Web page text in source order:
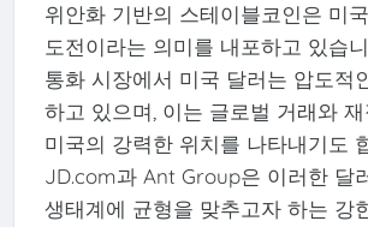
위안화 기반의 스테이블코인은 미
도전이라는 의미를 내포하고 있습
통화 시장에서 미국 달러는 압도적
하고 있으며, 이는 글로벌 거래와
미국의 강력한 위치를 나타내기도
JD.com과 Ant Group은 이러한 달
생태계에 균형을 맞추고자 하는 강